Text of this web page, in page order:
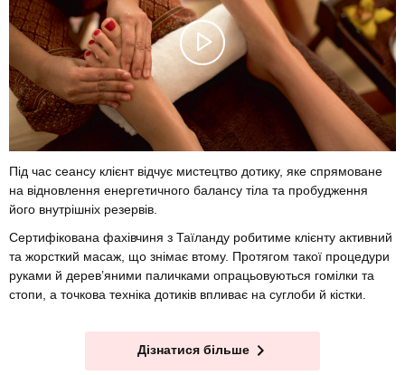
Під час сеансу клієнт відчує мистецтво дотику, яке спрямоване
на відновлення енергетичного балансу тіла та пробудження
його внутрішніх резервів.
Сертифікована фахівчиня з Таїланду робитиме клієнту активний
та жорсткий масаж, що знімає втому. Протягом такої процедури
руками й дерев’яними паличками опрацьовуються гомілки та
стопи, а точкова техніка дотиків впливає на суглоби й кістки.
Дізнатися більше